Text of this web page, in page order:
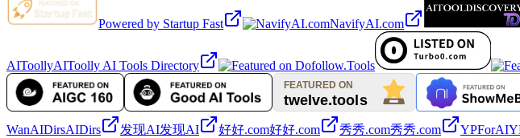
Powered by Startup Fast NavifyAI.com
AIToollyAIToolly AI Tools Directory
WanAIDirsAIDirs 发现AI发现AI 好好.com好好.com 秀秀.com秀秀.com YPForAI